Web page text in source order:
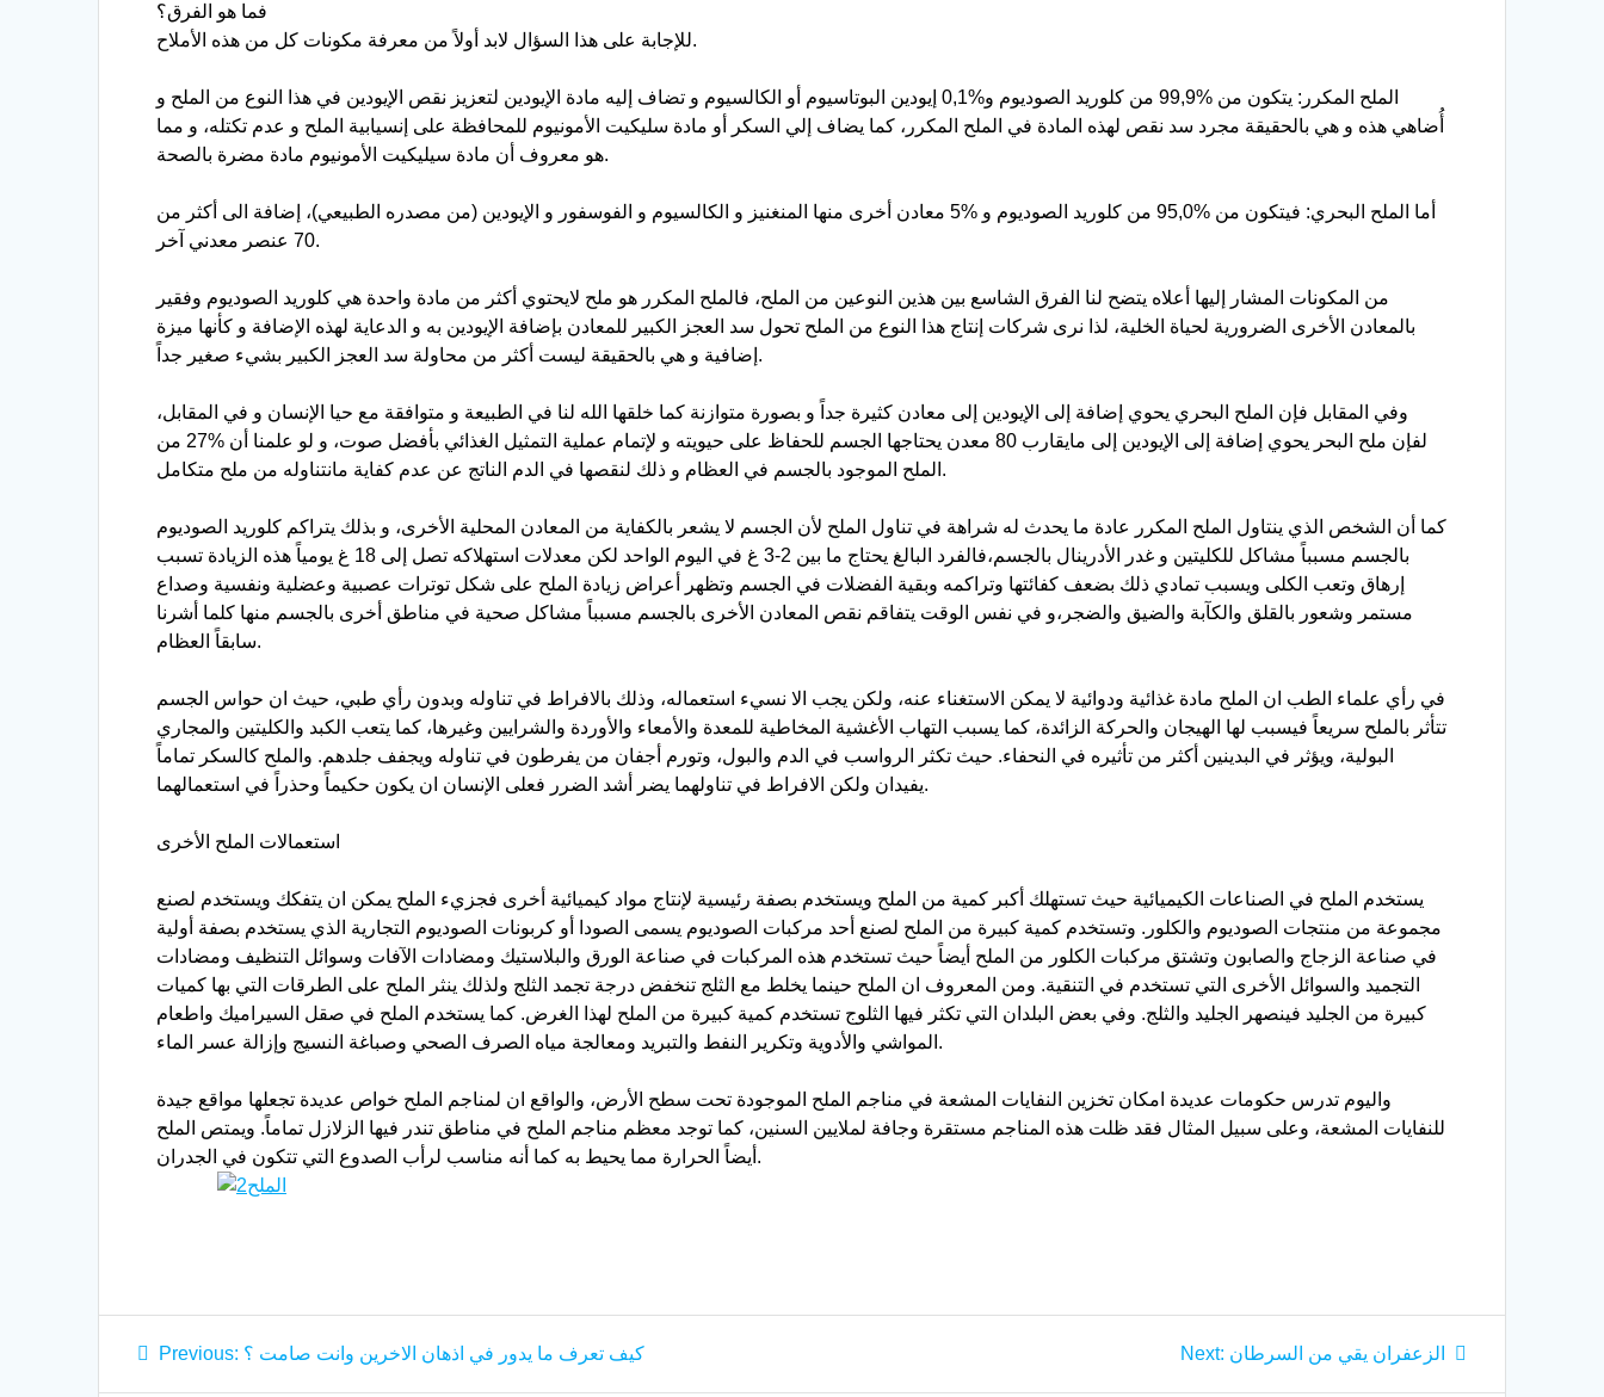
فما هو الفرق؟
للإجابة على هذا السؤال لابد أولاً من معرفة مكونات كل من هذه الأملاح.
الملح المكرر: يتكون من %99,9 من كلوريد الصوديوم و%0,1 إيودين البوتاسيوم أو الكالسيوم و تضاف إليه مادة الإيودين لتعزيز نقص الإيودين في هذا النوع من الملح و
أُضاهي هذه و هي بالحقيقة مجرد سد نقص لهذه المادة في الملح المكرر، كما يضاف إلي السكر أو مادة سليكيت الأمونيوم للمحافظة على إنسيابية الملح و عدم تكتله، و مما
هو معروف أن مادة سيليكيت الأمونيوم مادة مضرة بالصحة.
أما الملح البحري: فيتكون من %95,0 من كلوريد الصوديوم و %5 معادن أخرى منها المنغنيز و الكالسيوم و الفوسفور و الإيودين (من مصدره الطبيعي)، إضافة الى أكثر من
70 عنصر معدني آخر.
من المكونات المشار إليها أعلاه يتضح لنا الفرق الشاسع بين هذين النوعين من الملح، فالملح المكرر هو ملح لايحتوي أكثر من مادة واحدة هي كلوريد الصوديوم وفقير
بالمعادن الأخرى الضرورية لحياة الخلية، لذا نرى شركات إنتاج هذا النوع من الملح تحول سد العجز الكبير للمعادن بإضافة الإيودين به و الدعاية لهذه الإضافة و كأنها ميزة
إضافية و هي بالحقيقة ليست أكثر من محاولة سد العجز الكبير بشيء صغير جداً.
وفي المقابل فإن الملح البحري يحوي إضافة إلى الإيودين إلى معادن كثيرة جداً و بصورة متوازنة كما خلقها الله لنا في الطبيعة و متوافقة مع حيا الإنسان و في المقابل،
لفإن ملح البحر يحوي إضافة إلى الإيودين إلى مايقارب 80 معدن يحتاجها الجسم للحفاظ على حيويته و لإتمام عملية التمثيل الغذائي بأفضل صوت، و لو علمنا أن %27 من
الملح الموجود بالجسم في العظام و ذلك لنقصها في الدم الناتج عن عدم كفاية مانتناوله من ملح متكامل.
كما أن الشخص الذي ينتاول الملح المكرر عادة ما يحدث له شراهة في تناول الملح لأن الجسم لا يشعر بالكفاية من المعادن المحلية الأخرى، و بذلك يتراكم كلوريد الصوديوم
بالجسم مسبباً مشاكل للكليتين و غدر الأدرينال بالجسم،فالفرد البالغ يحتاج ما بين 2-3 غ في اليوم الواحد لكن معدلات استهلاكه تصل إلى 18 غ يومياً هذه الزيادة تسبب
إرهاق وتعب الكلى ويسبب تمادي ذلك بضعف كفائتها وتراكمه وبقية الفضلات في الجسم وتظهر أعراض زيادة الملح على شكل توترات عصبية وعضلية ونفسية وصداع
مستمر وشعور بالقلق والكآبة والضيق والضجر،و في نفس الوقت يتفاقم نقص المعادن الأخرى بالجسم مسبباً مشاكل صحية في مناطق أخرى بالجسم منها كلما أشرنا
سابقاً العظام.
في رأي علماء الطب ان الملح مادة غذائية ودوائية لا يمكن الاستغناء عنه، ولكن يجب الا نسيء استعماله، وذلك بالافراط في تناوله وبدون رأي طبي، حيث ان حواس الجسم
تتأثر بالملح سريعاً فيسبب لها الهيجان والحركة الزائدة، كما يسبب التهاب الأغشية المخاطية للمعدة والأمعاء والأوردة والشرايين وغيرها، كما يتعب الكبد والكليتين والمجاري
البولية، ويؤثر في البدينين أكثر من تأثيره في النحفاء. حيث تكثر الرواسب في الدم والبول، وتورم أجفان من يفرطون في تناوله ويجفف جلدهم. والملح كالسكر تماماً
يفيدان ولكن الافراط في تناولهما يضر أشد الضرر فعلى الإنسان ان يكون حكيماً وحذراً في استعمالهما.
استعمالات الملح الأخرى
يستخدم الملح في الصناعات الكيميائية حيث تستهلك أكبر كمية من الملح ويستخدم بصفة رئيسية لإنتاج مواد كيميائية أخرى فجزيء الملح يمكن ان يتفكك ويستخدم لصنع
مجموعة من منتجات الصوديوم والكلور. وتستخدم كمية كبيرة من الملح لصنع أحد مركبات الصوديوم يسمى الصودا أو كربونات الصوديوم التجارية الذي يستخدم بصفة أولية
في صناعة الزجاج والصابون وتشتق مركبات الكلور من الملح أيضاً حيث تستخدم هذه المركبات في صناعة الورق والبلاستيك ومضادات الآفات وسوائل التنظيف ومضادات
التجميد والسوائل الأخرى التي تستخدم في التنقية. ومن المعروف ان الملح حينما يخلط مع الثلج تنخفض درجة تجمد الثلج ولذلك ينثر الملح على الطرقات التي بها كميات
كبيرة من الجليد فينصهر الجليد والثلج. وفي بعض البلدان التي تكثر فيها الثلوج تستخدم كمية كبيرة من الملح لهذا الغرض. كما يستخدم الملح في صقل السيراميك واطعام
المواشي والأدوية وتكرير النفط والتبريد ومعالجة مياه الصرف الصحي وصباغة النسيج وإزالة عسر الماء.
واليوم تدرس حكومات عديدة امكان تخزين النفايات المشعة في مناجم الملح الموجودة تحت سطح الأرض، والواقع ان لمناجم الملح خواص عديدة تجعلها مواقع جيدة
للنفايات المشعة، وعلى سبيل المثال فقد ظلت هذه المناجم مستقرة وجافة لملايين السنين، كما توجد معظم مناجم الملح في مناطق تندر فيها الزلازل تماماً. ويمتص الملح
أيضاً الحرارة مما يحيط به كما أنه مناسب لرأب الصدوع التي تتكون في الجدران.
PostPrevious: Previous
كيف تعرف ما يدور في اذهان الاخرين وانت صامت ؟ Next: Next
الزعفران يقي من السرطان